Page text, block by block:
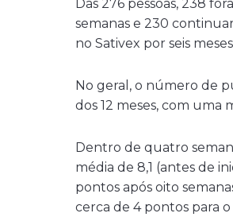
Das 276 pessoas, 238
semanas e 230
no Sativex por seis
No geral, o número de
dos 12 meses, com uma
Dentro de quatro
média de 8,1 (antes de
pontos após oito
cerca de 4 pontos para